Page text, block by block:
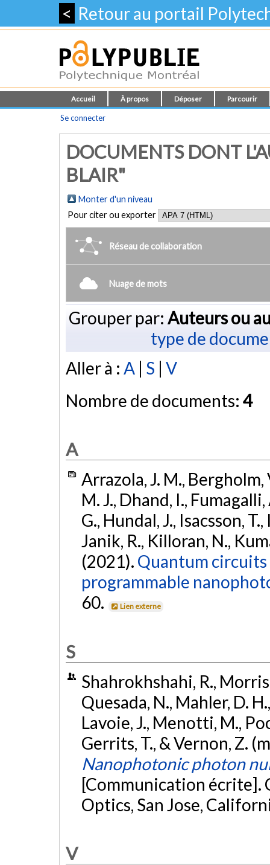
< Retour au portail
Accueil À propos Déposer Parcourir
Se connecter
DOCUMENTS DONT
BLAIR"
Monter d'un niveau
Pour citer ou exporter
Réseau de collaboration
Nuage de mots
Grouper par: Auteurs ou
type de
Aller à : A | S | V
Nombre de documents: 4
A
Arrazola, J. M., Bergholm,
M. J., Dhand, I.,
G., Hundal, J., Isacsson,
Janik, R., Killoran, N.,
(2021). Quantum
programmable
60.
Lien externe
S
Shahrokhshahi, R.,
Quesada, N., Mahler, D.
Lavoie, J., Menotti, M.,
Gerrits, T., & Vernon, Z.
Nanophotonic photon
[Communication écrite].
Optics, San Jose,
V